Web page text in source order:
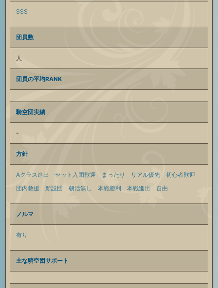
SSS
団員数
人
団員の平均RANK
騎空団実績
-
方針
Aクラス進出 セット入団歓迎 まったり リアル優先
初心者歓迎
団内救援
新設団 朝活無し 本戦勝利 本戦進出 自由
ノルマ
有り
主な騎空団サポート